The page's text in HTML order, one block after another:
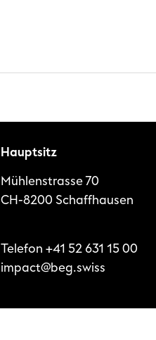
Hauptsitz
Mühlenstrasse 70
CH-8200 Schaffhausen
Telefon+41 52 631 15 00
impact@beg.swiss